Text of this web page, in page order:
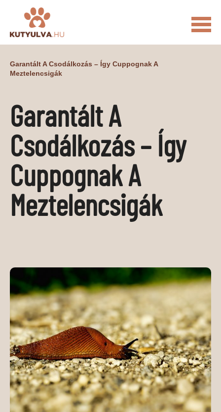
MACSKÁS VIDEÓK
CUKI ÉLETKÉPEK NÖVÉNYEK
ÁLLATI
ÁLLATI FELSZERELÉSEK
ÁLLATI SZOLGÁLTATÁSOK
PR CIKKEK
Garantált A Csodálkozás – Így Cuppognak A
Meztelencsigák
Garantált A
Csodálkozás – Így
Cuppognak A
Meztelencsigák